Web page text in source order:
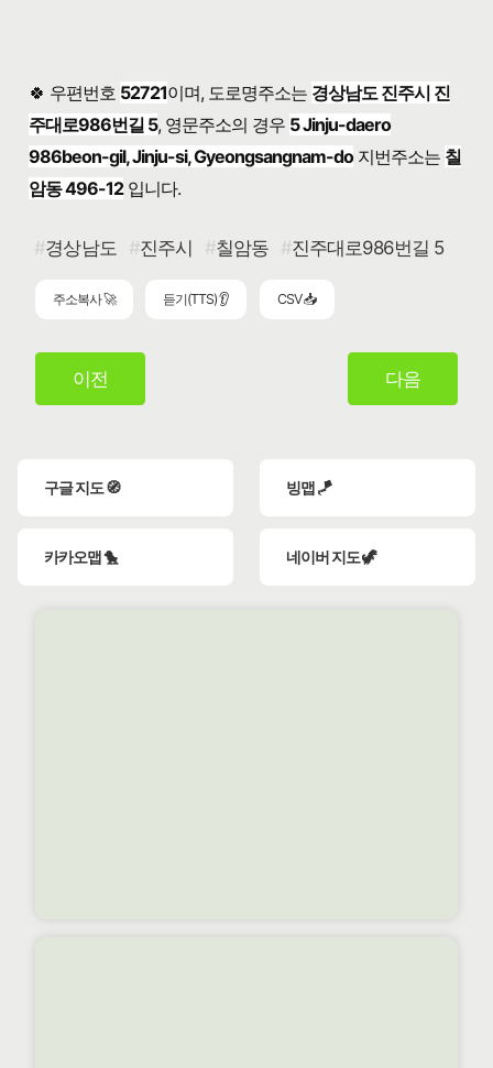
🍀 우편번호 52721이며, 도로명주소는 경상남도 진주시 진
주대로986번길 5, 영문주소의 경우 5 Jinju-daero
986beon-gil, Jinju-si, Gyeongsangnam-do지번주소는 칠
암동 496-12입니다.
경상남도 진주시 칠암동 진주대로986번길 5
주소복사 🚀 듣기(TTS) 👂 CSV 📥
이전 다음
구글 지도 🧭 빙맵 🪁
카카오맵 🐤 네이버 지도 🦖